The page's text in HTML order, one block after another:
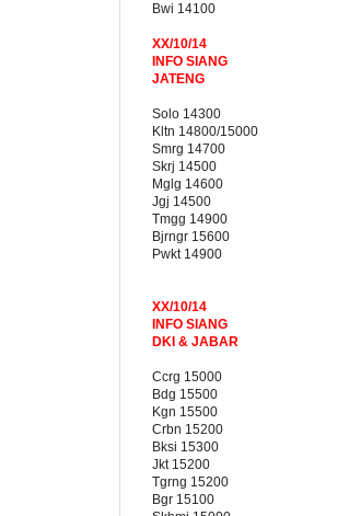
Bwi 14100
XX/10/14
INFO SIANG
JATENG
Solo 14300
Kltn 14800/15000
Smrg 14700
Skrj 14500
Mglg 14600
Jgj 14500
Tmgg 14900
Bjrngr 15600
Pwkt 14900
XX/10/14
INFO SIANG
DKI & JABAR
Ccrg 15000
Bdg 15500
Kgn 15500
Crbn 15200
Bksi 15300
Jkt 15200
Tgrng 15200
Bgr 15100